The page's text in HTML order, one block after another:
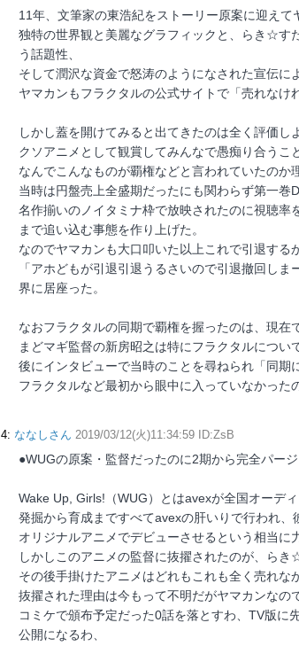
11年、文筆家の東浩紀をストーリー原案に迎えて
独特の世界観と美麗なグラフィックと、らき☆す
う話題性、
そして潤沢な資金で怒涛のようになされた宣伝に
ヤマカンもフラクタルの公式サイトで「売れなけ
しかし蓋を開けてみると出てきたのは全く評価し
クソアニメとして観賞してみんなで愚痴り合うこ
なんでこんなものが覇権などと言われていたのか
当時は円盤売上全盛期だったにも関わらず第一巻
名作揃いのノイタミナ枠で放映されたのに視聴
まで追い込む事態を作り上げた。
なのでヤマカンも大口叩いた以上これで引退す
「アホどもが引退引退うるさいので引退撤回し
界に居座った。
なおフラクタルの同期で覇権を握ったのは、現
まどマギ監督の新房昭之は特にフラクタルについ
後にインタビューで当時のことを尋ねられ「同期
フラクタルなど最初から眼中に入っていなかった
4: ななしさん 2019/03/12(火)11:34:59 ID:ZsB
●WUGの原案・監督だったのに2期から完全パージ
Wake Up, Girls!（WUG）とはavexが全国オーデ
発掘から育成まですべてavexの肝いりで行われ、
オリジナルアニメでデビューさせるという相当に
しかしこのアニメの監督に抜擢されたのが、ら
その後手掛けたアニメはどれもこれも全く売れな
抜擢された理由は今もって不明だがヤマカンなの
コミケで頒布予定だった0話を落とすわ、TV版に
公開になるわ、